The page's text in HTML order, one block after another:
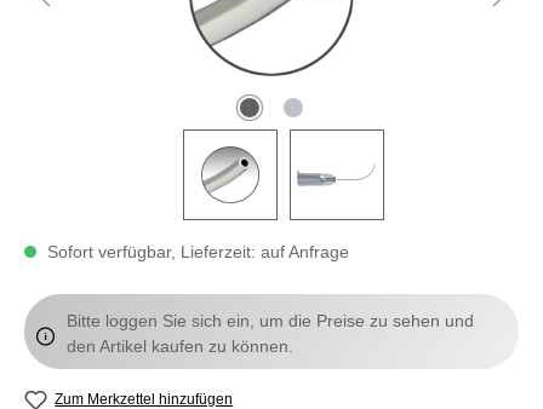
Sofort verfügbar, Lieferzeit: auf Anfrage
Bitte loggen Sie sich ein, um die Preise zu sehen und
den Artikel kaufen zu können.
Zum Merkzettel hinzufügen